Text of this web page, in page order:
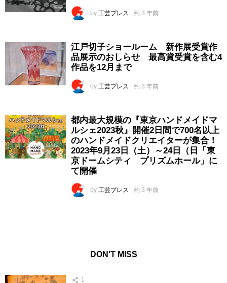
by 工芸プレス 約 3 年前
江戸切子ショールーム 新作展受賞作
品展示のおしらせ 最高賞受賞を含む4
作品を12月まで
by 工芸プレス 約 3 年前
都内最大規模の『東京ハンドメイドマ
ルシェ2023秋』開催2日間で700名以上
のハンドメイドクリエイターが集合！
2023年9月23日（土）～24日（日「東
京ドームシティ プリズムホール」に
て開催
by 工芸プレス 約 3 年前
DON'T MISS
1